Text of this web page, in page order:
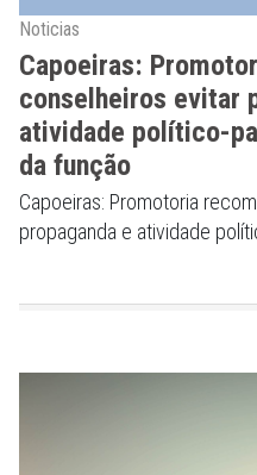
Noticias
Capoeiras:
conselheiros evitar
atividade político-
da função
Capoeiras: Promotoria
propaganda e atividade